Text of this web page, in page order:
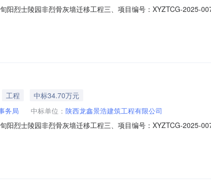
阳烈士陵园非烈骨灰墙迁移工程三、项目编号：XYZTCG-2025-
合同主要信息主要标的：序号名称数量(单位
工程
中标34.70万元
务局 中标单位： 陕西龙鑫景浩建筑工程有限公司
阳烈士陵园非烈骨灰墙迁移工程三、项目编号：XYZTCG-2025-
六、合同主要信息主要标的名称：1规格型号（或